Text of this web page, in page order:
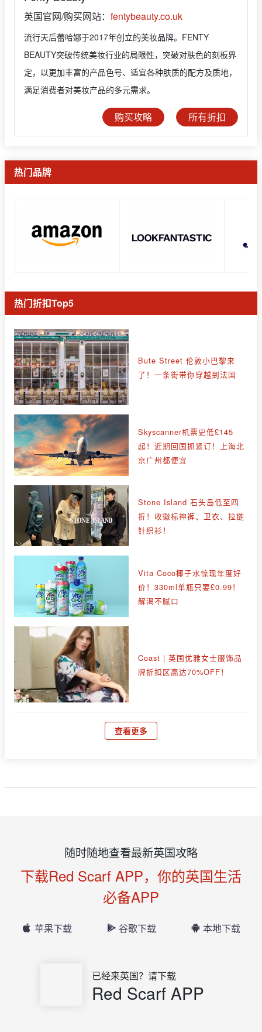
英国官网/购买网站： fentybeauty.co.uk
流行天后蕾哈娜于2017年创立的美妆品牌。FENTY
BEAUTY突破传统美妆行业的局限性，突破对肤色的刻板界
定，以更加丰富的产品色号、适宜各种肤质的配方及质地，
满足消费者对美妆产品的多元需求。
购买攻略 所有折扣
热门品牌
热门折扣Top5
Bute Street 伦敦小巴黎来
了！一条街带你穿越到法国
Skyscanner机票史低£145
起！近期回国抓紧订！上海北
京广州都便宜
Stone Island 石头岛低至四
折！收徽标神裤、卫衣、拉链
针织衫！
Vita Coco椰子水惊现年度好
价！330ml单瓶只要£0.99！
解渴不腻口
Coast | 英国优雅女士服饰品
牌折扣区高达70%OFF！
查看更多
随时随地查看最新英国攻略
下载Red Scarf APP，你的英国生活
必备APP
苹果下载 谷歌下载 本地下载
已经来英国？请下载
Red Scarf APP